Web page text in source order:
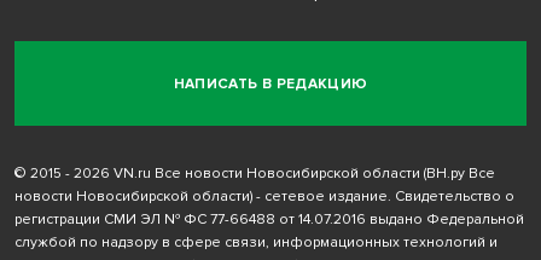
НАПИСАТЬ В РЕДАКЦИЮ
© 2015 - 2026 VN.ru Все новости Новосибирской области (ВН.ру Все
новости Новосибирской области) - сетевое издание. Свидетельство о
регистрации СМИ ЭЛ № ФС 77-66488 от 14.07.2016 выдано Федеральной
службой по надзору в сфере связи, информационных технологий и